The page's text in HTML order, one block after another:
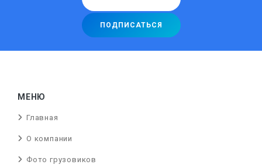
МЕНЮ
Главная
О компании
Фото грузовиков